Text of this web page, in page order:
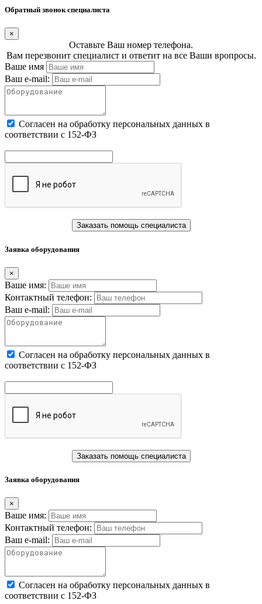
Обратный звонок специалиста
×
Оставьте Ваш номер телефона.
Вам перезвонит специалист и ответит на все Ваши вропросы.
Ваше имя
Ваш e-mail:
Cогласен на обработку персональных данных в
соответствии с 152-ФЗ
Заказать помощь специалиста
Заявка оборудования
×
Ваше имя:
Контактный телефон:
Ваш e-mail:
Cогласен на обработку персональных данных в
соответствии с 152-ФЗ
Заказать помощь специалиста
Заявка оборудования
×
Ваше имя:
Контактный телефон:
Ваш e-mail:
Cогласен на обработку персональных данных в
соответствии с 152-ФЗ